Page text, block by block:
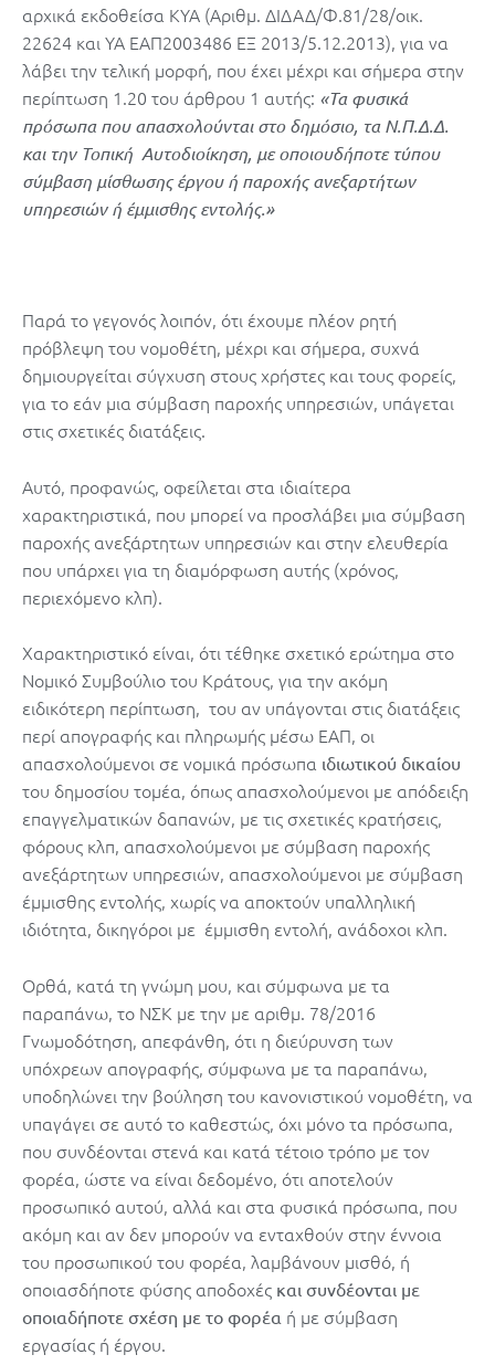
αρχικά εκδοθείσα ΚΥΑ (Αριθμ. ΔΙΔΑΔ/Φ.81/28/οικ.
22624 και ΥΑ ΕΑΠ2003486 ΕΞ 2013/5.12.2013), για να
λάβει την τελική μορφή, που έχει μέχρι και σήμερα στην
περίπτωση 1.20 του άρθρου 1 αυτής: «Τα φυσικά
πρόσωπα που απασχολούνται στο δημόσιο, τα Ν.Π.Δ.Δ.
και την Τοπική Αυτοδιοίκηση, με οποιουδήποτε τύπου
σύμβαση μίσθωσης έργου ή παροχής ανεξαρτήτων
υπηρεσιών ή έμμισθης εντολής.»
Παρά το γεγονός λοιπόν, ότι έχουμε πλέον ρητή
πρόβλεψη του νομοθέτη, μέχρι και σήμερα, συχνά
δημιουργείται σύγχυση στους χρήστες και τους φορείς,
για το εάν μια σύμβαση παροχής υπηρεσιών, υπάγεται
στις σχετικές διατάξεις.
Αυτό, προφανώς, οφείλεται στα ιδιαίτερα
χαρακτηριστικά, που μπορεί να προσλάβει μια σύμβαση
παροχής ανεξάρτητων υπηρεσιών και στην ελευθερία
που υπάρχει για τη διαμόρφωση αυτής (χρόνος,
περιεχόμενο κλπ).
Χαρακτηριστικό είναι, ότι τέθηκε σχετικό ερώτημα στο
Νομικό Συμβούλιο του Κράτους, για την ακόμη
ειδικότερη περίπτωση, του αν υπάγονται στις διατάξεις
περί απογραφής και πληρωμής μέσω ΕΑΠ, οι
απασχολούμενοι σε νομικά πρόσωπα ιδιωτικού δικαίου
του δημοσίου τομέα, όπως απασχολούμενοι με απόδειξη
επαγγελματικών δαπανών, με τις σχετικές κρατήσεις,
φόρους κλπ, απασχολούμενοι με σύμβαση παροχής
ανεξάρτητων υπηρεσιών, απασχολούμενοι με σύμβαση
έμμισθης εντολής, χωρίς να αποκτούν υπαλληλική
ιδιότητα, δικηγόροι με έμμισθη εντολή, ανάδοχοι κλπ.
Ορθά, κατά τη γνώμη μου, και σύμφωνα με τα
παραπάνω, το ΝΣΚ με την με αριθμ. 78/2016
Γνωμοδότηση, απεφάνθη, ότι η διεύρυνση των
υπόχρεων απογραφής, σύμφωνα με τα παραπάνω,
υποδηλώνει την βούληση του κανονιστικού νομοθέτη, να
υπαγάγει σε αυτό το καθεστώς, όχι μόνο τα πρόσωπα,
που συνδέονται στενά και κατά τέτοιο τρόπο με τον
φορέα, ώστε να είναι δεδομένο, ότι αποτελούν
προσωπικό αυτού, αλλά και στα φυσικά πρόσωπα, που
ακόμη και αν δεν μπορούν να ενταχθούν στην έννοια
του προσωπικού του φορέα, λαμβάνουν μισθό, ή
οποιασδήποτε φύσης αποδοχές και συνδέονται με
οποιαδήποτε σχέση με το φορέα ή με σύμβαση
εργασίας ή έργου.